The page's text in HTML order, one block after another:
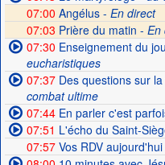
07:00 Angélus - En direct
07:03 Prière du matin - En
07:30 Enseignement du
eucharistiques
07:37Des questions sur
combat ultime
07:44En parler c'est
07:51 L'écho du Saint-
07:57Vos RDV aujourd'hui